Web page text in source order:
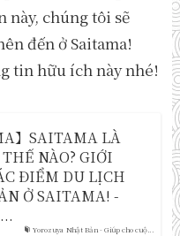
này, chúng tôi sẽ
đến ở Saitama!
tin hữu ích này nhé!
Yorozuya Nhật Bản - Giúp cho cuộ...
】SAITAMA LÀ
NÀO? GIỚI
ĐIỂM DU LỊCH
Ở SAITAMA! -